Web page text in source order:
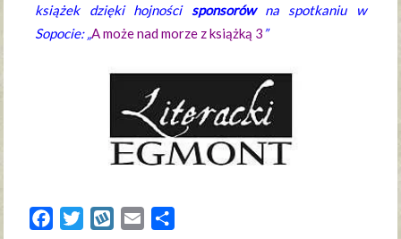
książek dzięki hojności sponsorówna spotkaniu w
Sopocie: „A może nad morze z książką 3”
FacebookTwitterWykopEmail